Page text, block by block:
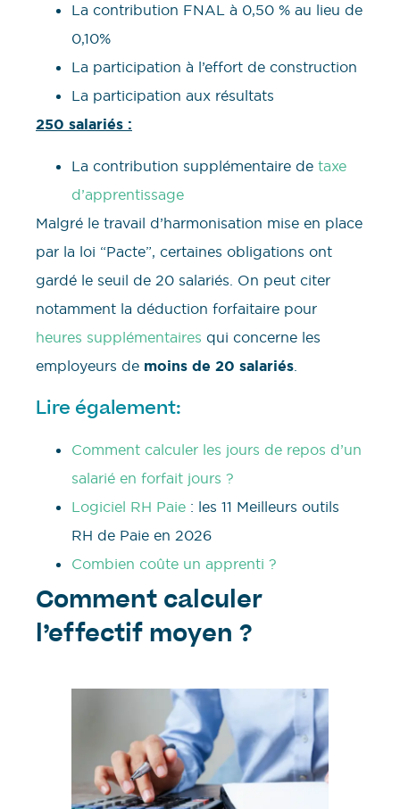
La contribution FNAL à 0,50 % au lieu de
0,10%
La participation à l’effort de construction
La participation aux résultats
250 salariés :
La contribution supplémentaire de taxe
d’apprentissage
Malgré le travail d’harmonisation mise en place
par la loi “Pacte”, certaines obligations ont
gardé le seuil de 20 salariés. On peut citer
notamment la déduction forfaitaire pour
heures supplémentaires qui concerne les
employeurs de moins de 20 salariés.
Lire également:
Comment calculer les jours de repos d’un
salarié en forfait jours ?
Logiciel RH Paie : les 11 Meilleurs outils
RH de Paie en 2026
Combien coûte un apprenti ?
Comment calculer
l’effectif moyen ?